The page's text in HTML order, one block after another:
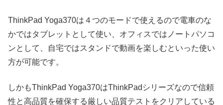
ThinkPad Yoga370は４つのモードで使えるので電車のな
かではタブレットとして使い、オフィスではノートパソコ
ンとして、自宅ではスタンドで動画を楽しむといった使い
方が可能です。
しかもThinkPad Yoga370はThinkPadシリーズなので信頼
性と高品質を確保する厳しい品質テストをクリアしている